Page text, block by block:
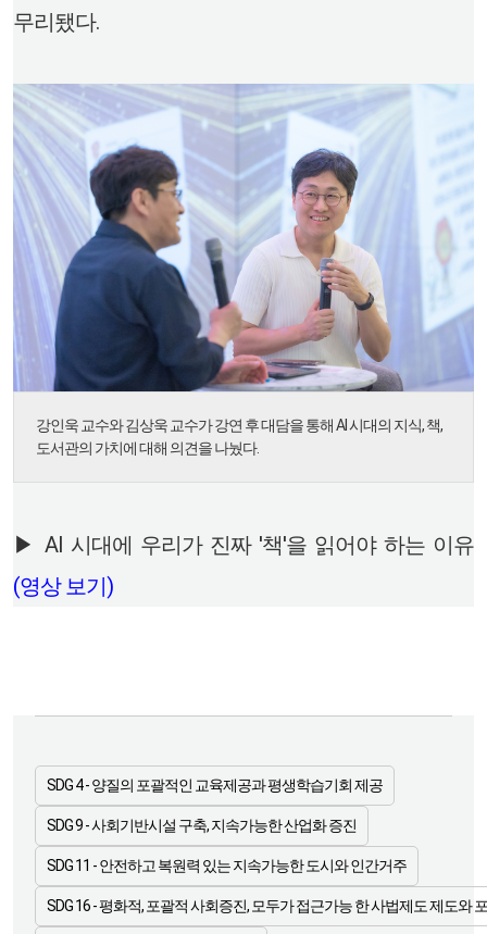
무리됐다.
강인욱 교수와 김상욱 교수가 강연 후 대담을 통해 AI 시대의 지식, 책,
도서관의 가치에 대해 의견을 나눴다.
▶ AI 시대에 우리가 진짜 '책'을 읽어야 하는 이유
(영상 보기)
SDG 4 - 양질의 포괄적인 교육제공과 평생학습기회 제공
SDG 9 - 사회기반시설 구축, 지속가능한 산업화 증진
SDG 11 - 안전하고 복원력 있는 지속가능한 도시와 인간거주
SDG 16 - 평화적, 포괄적 사회증진, 모두가 접근가능 한 사법제도 제도와